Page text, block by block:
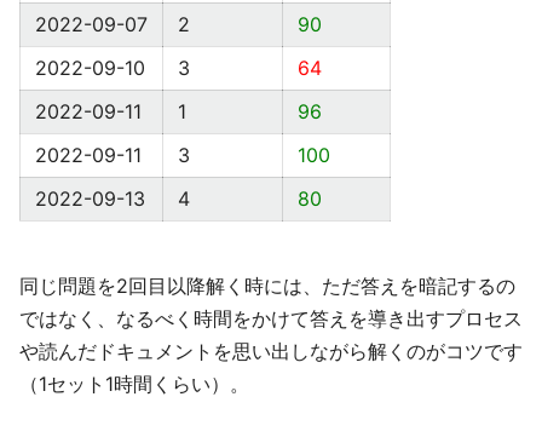
2022-09-07 2
90
2022-09-10
3
64
2022-09-11
1
96
2022-09-11
3
100
2022-09-13
4 80
同じ問題を2回目以降解く時には、ただ答えを暗記するの
ではなく、なるべく時間をかけて答えを導き出すプロセス
や読んだドキュメントを思い出しながら解くのがコツです
（1セット1時間くらい）。